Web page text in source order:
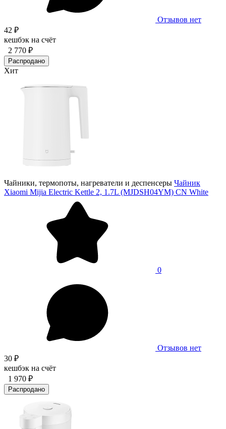
Отзывов нет
42 ₽
кешбэк на счёт
2 770 ₽
Распродано
Хит
Чайники, термопоты, нагреватели и деспенсеры Чайник
Xiaomi Mijia Electric Kettle 2, 1.7L (MJDSH04YM) CN White
0
Отзывов нет
30 ₽
кешбэк на счёт
1 970 ₽
Распродано